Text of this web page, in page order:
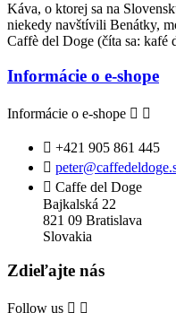
Káva, o ktorej sa na
niekedy navštívili Benátky,
Caffè del Doge (číta sa: kafé
Informácie o e-shope
Informácie o e-shope  
 +421 905 861 445

 Caffe del Doge
Bajkalská 22
821 09 Bratislava
Slovakia
Zdieľajte nás
Follow us  